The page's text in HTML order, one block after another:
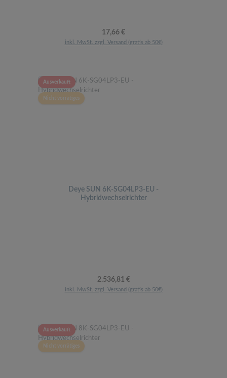
Regulärer Preis:
17,66 €
inkl. MwSt. zzgl. Versand (gratis ab 50€)
Ausverkauft
Nicht vorrätiges
Deye SUN 6K-SG04LP3-EU -
Hybridwechselrichter
Regulärer Preis:
2.536,81 €
inkl. MwSt. zzgl. Versand (gratis ab 50€)
Ausverkauft
Nicht vorrätiges